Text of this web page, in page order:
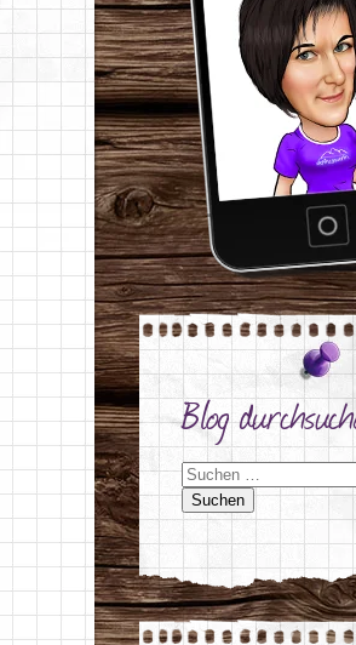
Blog
Suchen nach: